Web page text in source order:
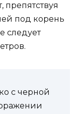
препятствуя
под корень
следует
с черной